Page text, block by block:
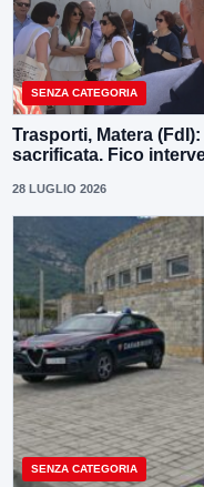
SENZA CATEGORIA
Trasporti, Matera
sacrificata. Fico
28 LUGLIO 2026
SENZA CATEGORIA